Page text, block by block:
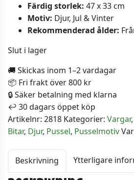
Färdig storlek: 47 x 33 cm
Motiv: Djur, Jul & Vinter
Rekommenderad ålder:
Slut i lager
🚚 Skickas inom 1–2 vardagar
📦 Fri frakt över 800 kr
🔒 Säker betalning med klarna
↩️ 30 dagars öppet köp
Artikelnr: 2818 Kategorier: Vargar,
Bitar, Djur, Pussel, Pusselmotiv
Beskrivning Ytterligare